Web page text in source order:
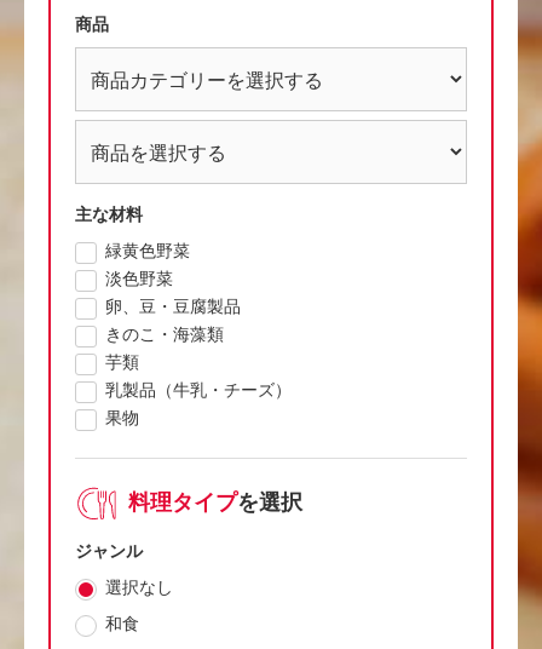
商品
主な材料
緑黄色野菜
淡色野菜
卵、豆・豆腐製品
きのこ・海藻類
芋類
乳製品（牛乳・チーズ）
果物
料理タイプを選択
ジャンル
選択なし
和食